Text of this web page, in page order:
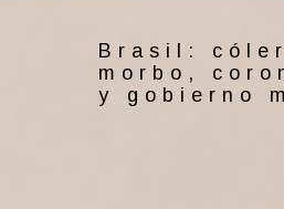
Brasil:
morbo,
y gobierno